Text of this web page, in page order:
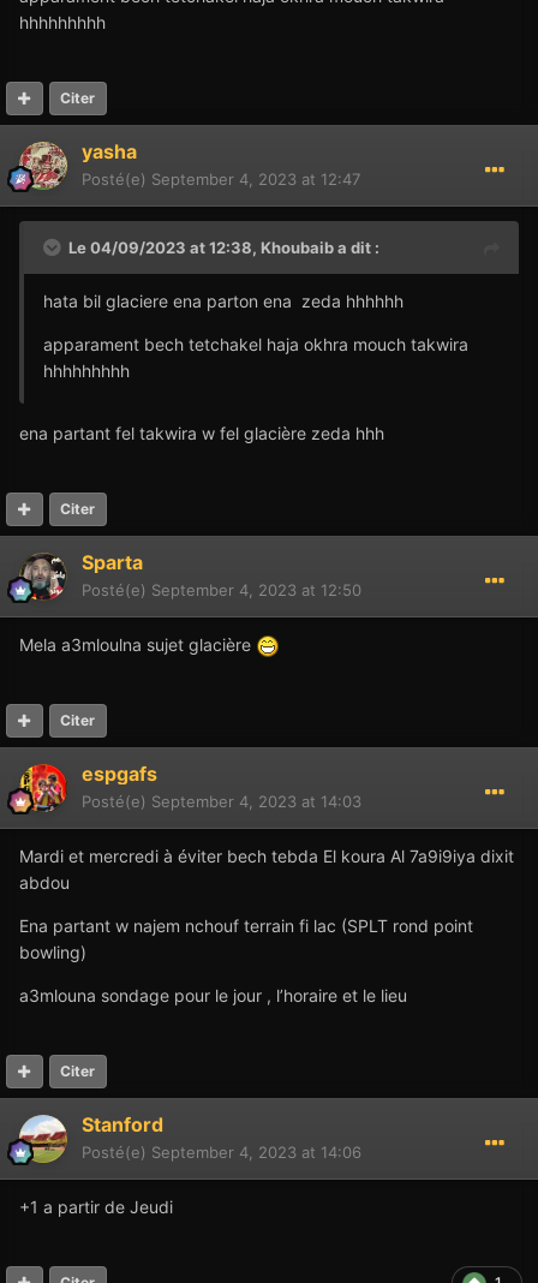
hhhhhhhhh
Citer
yasha
Posté(e) September 4, 2023 at 12:47
Le 04/09/2023 at 12:38, Khoubaiba dit :
hata bil glaciere ena parton ena zeda hhhhhh
apparament bech tetchakel haja okhra mouch takwira
hhhhhhhhh
ena partant fel takwira w fel glacière zeda hhh
Citer
Sparta
Posté(e) September 4, 2023 at 12:50
Mela a3mloulna sujet glacière
Citer
espgafs
Posté(e) September 4, 2023 at 14:03
Mardi et mercredi à éviter bech tebda El koura Al 7a9i9iya dixit
abdou
Ena partant w najem nchouf terrain fi lac (SPLT rond point
bowling)
a3mlouna sondage pour le jour , l’horaire et le lieu
Citer
Stanford
Posté(e) September 4, 2023 at 14:06
+1 a partir de Jeudi